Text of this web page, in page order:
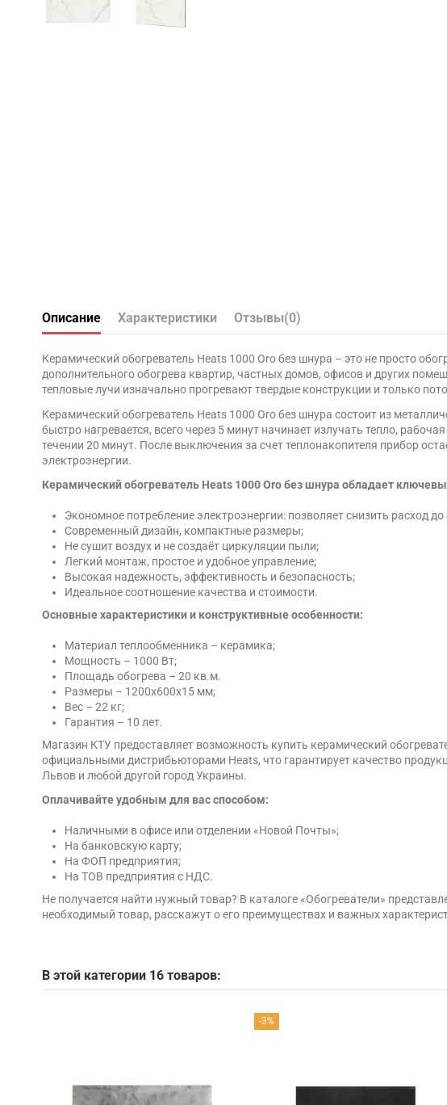
Описание Характеристики Отзывы(0)
Керамический обогреватель Heats 1000 Oro без шнура – это не просто
дополнительного обогрева квартир, частных домов, офисов и других
тепловые лучи изначально прогревают твердые конструкции и только
Керамический обогреватель Heats 1000 Oro без шнура состоит из
быстро нагревается, всего через 5 минут начинает излучать тепло,
течении 20 минут. После выключения за счет теплонакопителя прибор
электроэнергии.
Керамический обогреватель Heats 1000 Oro без шнура обладает
Экономное потребление электроэнергии: позволяет снизить расход до
Современный дизайн, компактные размеры;
Не сушит воздух и не создаёт циркуляции пыли;
Легкий монтаж, простое и удобное управление;
Высокая надежность, эффективность и безопасность;
Идеальное соотношение качества и стоимости.
Основные характеристики и конструктивные особенности:
Материал теплообменника – керамика;
Мощность – 1000 Вт;
Площадь обогрева – 20 кв.м.
Размеры – 1200х600х15 мм;
Вес – 22 кг;
Гарантия – 10 лет.
Магазин КТУ предоставляет возможность купить керамический
официальными дистрибьюторами Heats, что гарантирует качество
Львов и любой другой город Украины.
Оплачивайте удобным для вас способом:
Наличными в офисе или отделении «Новой Почты»;
На банковскую карту;
На ФОП предприятия;
На ТОВ предприятия с НДС.
Не получается найти нужный товар? В каталоге «Обогреватели»
необходимый товар, расскажут о его преимуществах и важных
В этой категории 16 товаров:
-3%